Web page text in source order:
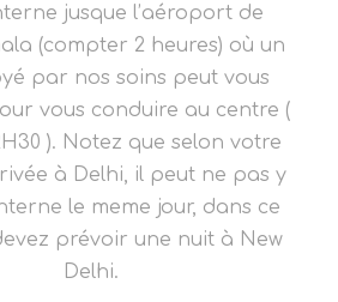
jusque l’aéroport de
(compter 2 heures) où un
par nos soins peut vous
vous conduire au centre (
). Notez que selon votre
à Delhi, il peut ne pas y
le meme jour, dans ce
prévoir une nuit à New
Delhi.